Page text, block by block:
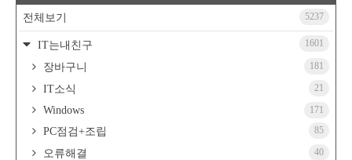
전체보기 5237
IT는내친구 1601
장바구니 181
IT소식 21
Windows 171
PC점검+조립 85
오류해결 40